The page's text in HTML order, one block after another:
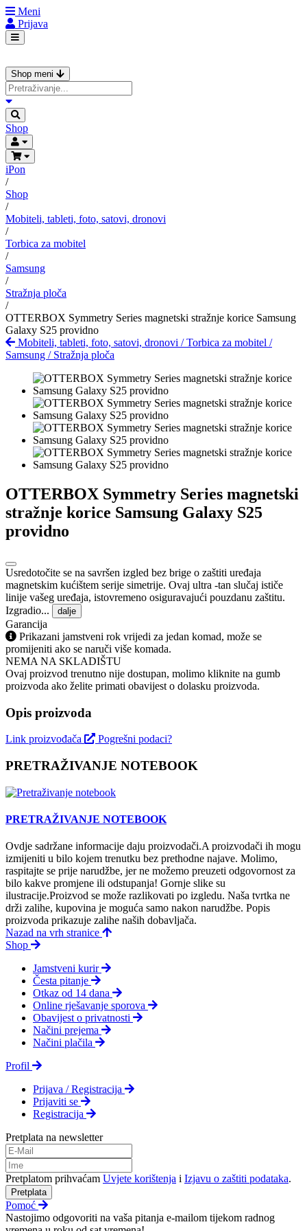
Meni
Prijava
Shop meni
Shop
iPon
/
Shop
/
Mobiteli, tableti, foto, satovi, dronovi
/
Torbica za mobitel
/
Samsung
/
Stražnja ploča
/
OTTERBOX Symmetry Series magnetski stražnje korice Samsung
Galaxy S25 providno
Mobiteli, tableti, foto, satovi, dronovi /Torbica za mobitel /
Samsung / Stražnja ploča
OTTERBOX Symmetry Series magnetski
stražnje korice Samsung Galaxy S25
providno
Usredotočite se na savršen izgled bez brige o zaštiti uređaja
magnetskim kućištem serije simetrije. Ovaj ultra -tan slučaj ističe
linije vašeg uređaja, istovremeno osiguravajući pouzdanu zaštitu.
Izgradio...
dalje
Garancija
Prikazani jamstveni rok vrijedi za jedan komad, može se
promijeniti ako se naruči više komada.
NEMA NA SKLADIŠTU
Ovaj proizvod trenutno nije dostupan, molimo kliknite na gumb
proizvoda ako želite primati obavijest o dolasku proizvoda.
Opis proizvoda
Link proizvođača Pogrešni podaci?
PRETRAŽIVANJE NOTEBOOK
PRETRAŽIVANJE NOTEBOOK
Ovdje sadržane informacije daju proizvodači.A proizvodači ih mogu
izmijeniti u bilo kojem trenutku bez prethodne najave. Molimo,
raspitajte se prije narudžbe, jer ne možemo preuzeti odgovornost za
bilo kakve promjene ili odstupanja! Gornje slike su
ilustracije.Proizvod se može razlikovati po izgledu. Naša tvrtka ne
drži zalihe, kupovina je moguća samo nakon narudžbe. Popis
proizvoda prikazuje zalihe naših dobavljača.
Nazad na vrh stranice
Shop
Jamstveni kurir
Česta pitanje
Otkaz od 14 dana
Online rješavanje sporova
Obavijest o privatnosti
Načini prejema
Načini plačila
Profil
Prijava / Registracija
Prijaviti se
Registracija
Pretplata na newsletter
Pretplatom prihvaćam Uvjete korištenja i Izjavu o zaštiti podataka.
Pretplata
Pomoć
Nastojimo odgovoriti na vaša pitanja e-mailom tijekom radnog